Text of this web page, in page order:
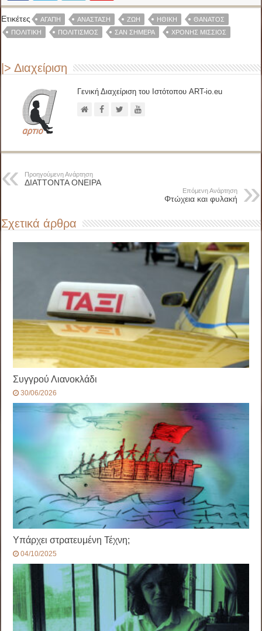
Ετικέτες ΑΓΆΠΗ ΑΝΆΣΤΑΣΗ ΖΩΉ ΗΘΙΚΉ
ΘΆΝΑΤΟΣ
ΠΟΛΙΤΙΚΉ
ΠΟΛΙΤΙΣΜΌΣ ΣΑΝ ΣΉΜΕΡΑ ΧΡΌΝΗΣ ΜΊΣΣΙΟΣ
|> Διαχείριση
Γενική Διαχείριση του Ιστότοπου ART-io.eu
Προηγούμενη Ανάρτηση
ΔΙΑΤΤΟΝΤΑ ΟΝΕΙΡΑ
Επόμενη Ανάρτηση
Φτώχεια και φυλακή
Σχετικά άρθρα
Συγγρού Λιανοκλάδι
30/06/2026
Υπάρχει στρατευμένη Τέχνη;
04/10/2025